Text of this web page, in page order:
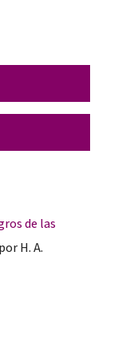
de las
H. A.